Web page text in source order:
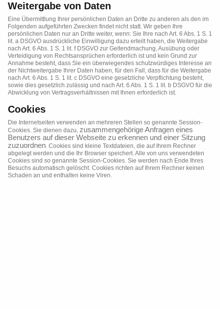
Weitergabe von Daten
Eine Übermittlung Ihrer persönlichen Daten an Dritte zu anderen als den im
Folgenden aufgeführten Zwecken findet nicht statt. Wir geben Ihre
persönlichen Daten nur an Dritte weiter, wenn: Sie Ihre nach Art. 6 Abs. 1 S. 1
lit. a DSGVO ausdrückliche Einwilligung dazu erteilt haben, die Weitergabe
nach Art. 6 Abs. 1 S. 1 lit. f DSGVO zur Geltendmachung, Ausübung oder
Verteidigung von Rechtsansprüchen erforderlich ist und kein Grund zur
Annahme besteht, dass Sie ein überwiegendes schutzwürdiges Interesse an
der Nichtweitergabe Ihrer Daten haben, für den Fall, dass für die Weitergabe
nach Art. 6 Abs. 1 S. 1 lit. c DSGVO eine gesetzliche Verpflichtung besteht,
sowie dies gesetzlich zulässig und nach Art. 6 Abs. 1 S. 1 lit. b DSGVO für die
Abwicklung von Vertragsverhältnissen mit Ihnen erforderlich ist.
Cookies
Die Internetseiten verwenden an mehreren Stellen so genannte Session-
Cookies. Sie dienen dazu, zusammengehörige Anfragen eines
Benutzers auf dieser Webseite zu erkennen und einer Sitzung
zuzuordnen. Cookies sind kleine Textdateien, die auf Ihrem Rechner
abgelegt werden und die Ihr Browser speichert. Alle von uns verwendeten
Cookies sind so genannte Session-Cookies. Sie werden nach Ende Ihres
Besuchs automatisch gelöscht. Cookies richten auf Ihrem Rechner keinen
Schaden an und enthalten keine Viren.